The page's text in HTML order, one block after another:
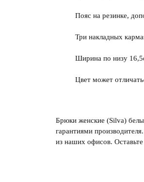
Пояс на резинке,
Три накладных
Ширина по низу
Цвет может
Брюки женские (Silva)
гарантиями
из наших офисов.